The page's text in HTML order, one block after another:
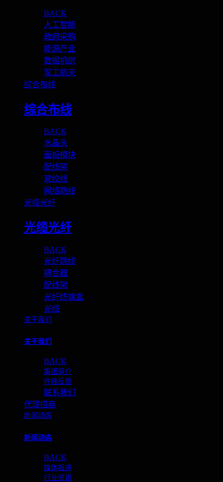
BACK
人工智能
政府采购
能源产业
数据机房
军工航天
综合布线
综合布线
BACK
水晶头
面板模块
配线架
双绞线
网络跳线
光缆光纤
光缆光纤
BACK
光纤跳线
耦合器
配线架
光纤终端盒
光缆
关于我们
关于我们
BACK
集团简介
在线反馈
联系我们
代理招商
新闻动态
新闻动态
BACK
媒体报道
行业资讯